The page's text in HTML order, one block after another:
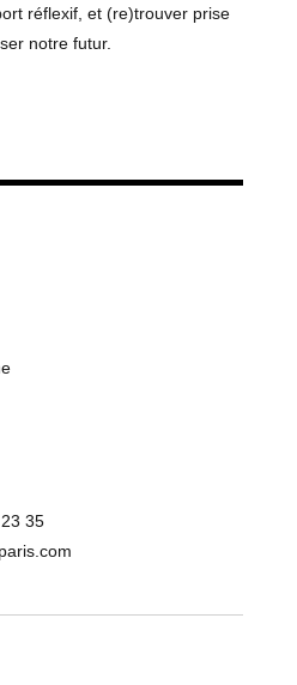
réflexif, et (re)trouver prise
notre futur.
35